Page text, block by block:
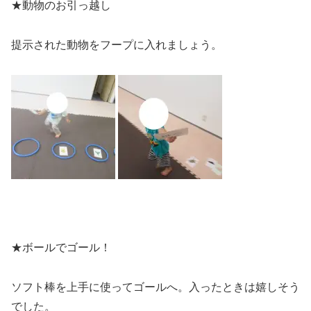
★動物のお引っ越し
提示された動物をフープに入れましょう。
★ボールでゴール！
ソフト棒を上手に使ってゴールへ。入ったときは嬉しそう
でした。